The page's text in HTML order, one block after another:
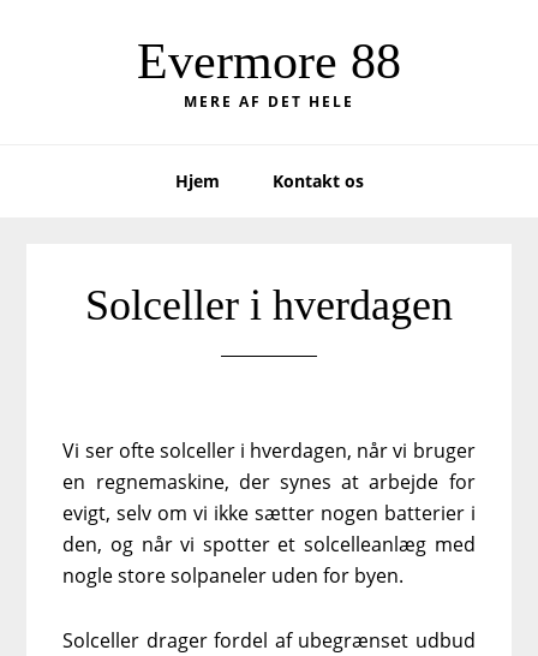
Evermore 88
MERE AF DET HELE
Hjem Kontakt os
Solceller i hverdagen
Vi ser ofte solceller i hverdagen, når vi bruger
en regnemaskine, der synes at arbejde for
evigt, selv om vi ikke sætter nogen batterier i
den, og når vi spotter et solcelleanlæg med
nogle store solpaneler uden for byen.
Solceller drager fordel af ubegrænset udbud